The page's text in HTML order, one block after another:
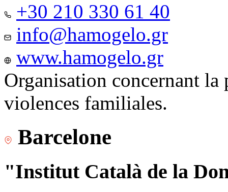
+30 210 330 61 40
info@hamogelo.gr
www.hamogelo.gr
Organisation concernant
violences familiales.
Barcelone
"Institut Català de la